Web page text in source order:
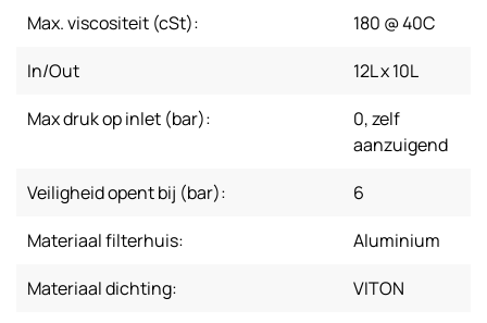
Max. viscositeit (cSt):
180 @ 40C
In/Out
12L x 10L
Max druk op inlet (bar):
0, zelf
aanzuigend
Veiligheid opent bij (bar):
6
Materiaal filterhuis:
Aluminium
Materiaal dichting:
VITON